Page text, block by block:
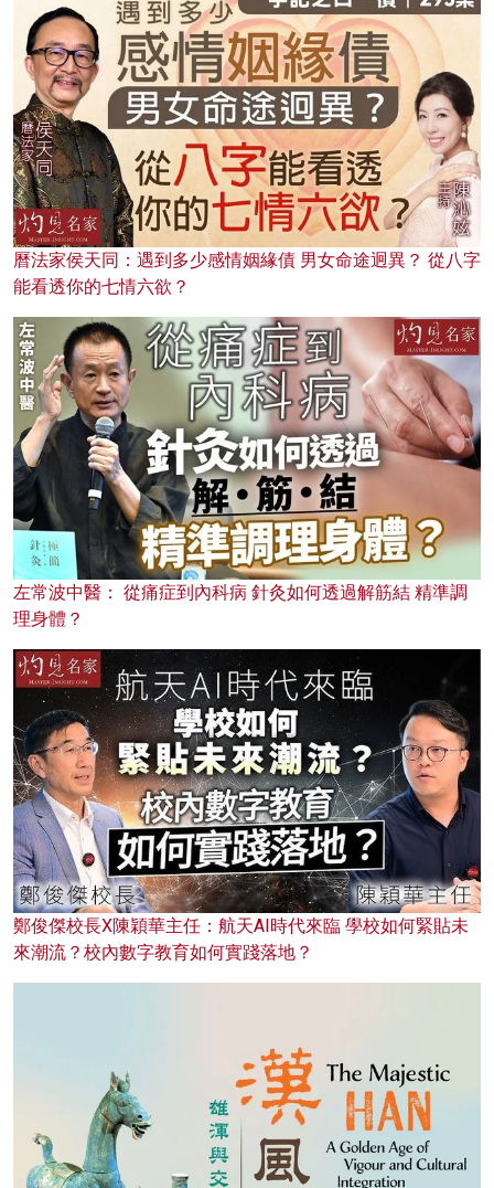
曆法家侯天同：遇到多少感情姻緣債 男女命途迥異？ 從八字
能看透你的七情六欲？
左常波中醫： 從痛症到內科病 針灸如何透過解筋結 精準調
理身體？
鄭俊傑校長X陳穎華主任：航天AI時代來臨 學校如何緊貼未
來潮流？校內數字教育如何實踐落地？